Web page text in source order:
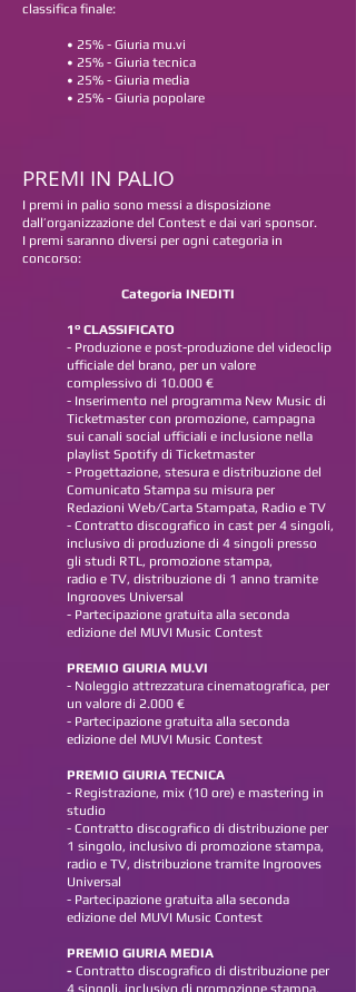
classifica finale:
• 25% - Giuria mu.vi
• 25% - Giuria tecnica
• 25% - Giuria media
• 25% - Giuria popolare
PREMI IN PALIO
I premi in palio sono messi a disposizione
dall’organizzazione del Contest e dai vari sponsor.
I premi saranno diversi per ogni categoria in
concorso:
Categoria INEDITI
1° CLASSIFICATO
- Produzione e post-produzione del videoclip
ufficiale del brano, per un valore
complessivo di 10.000 €
- Inserimento nel programma New Music di
Ticketmaster con promozione, campagna
sui canali social ufficiali e inclusione nella
playlist Spotify di Ticketmaster
- Progettazione, stesura e distribuzione del
Comunicato Stampa su misura per
Redazioni Web/Carta Stampata, Radio e TV
- Contratto discografico in cast per 4 singoli,
inclusivo di produzione di 4 singoli presso
gli studi RTL, promozione stampa,
radio e TV, distribuzione di 1 anno tramite
Ingrooves Universal
- Partecipazione gratuita alla seconda
edizione del MUVI Music Contest
PREMIO GIURIA MU.VI
- Noleggio attrezzatura cinematografica, per
un valore di 2.000 €
- Partecipazione gratuita alla seconda
edizione del MUVI Music Contest
PREMIO GIURIA TECNICA
- Registrazione, mix (10 ore) e mastering in
studio
- Contratto discografico di distribuzione per
1 singolo, inclusivo di promozione stampa,
radio e TV, distribuzione tramite Ingrooves
Universal
- Partecipazione gratuita alla seconda
edizione del MUVI Music Contest
PREMIO GIURIA MEDIA
- Contratto discografico di distribuzione per
4 singoli, inclusivo di promozione stampa,